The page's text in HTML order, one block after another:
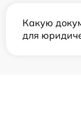
Какую
для